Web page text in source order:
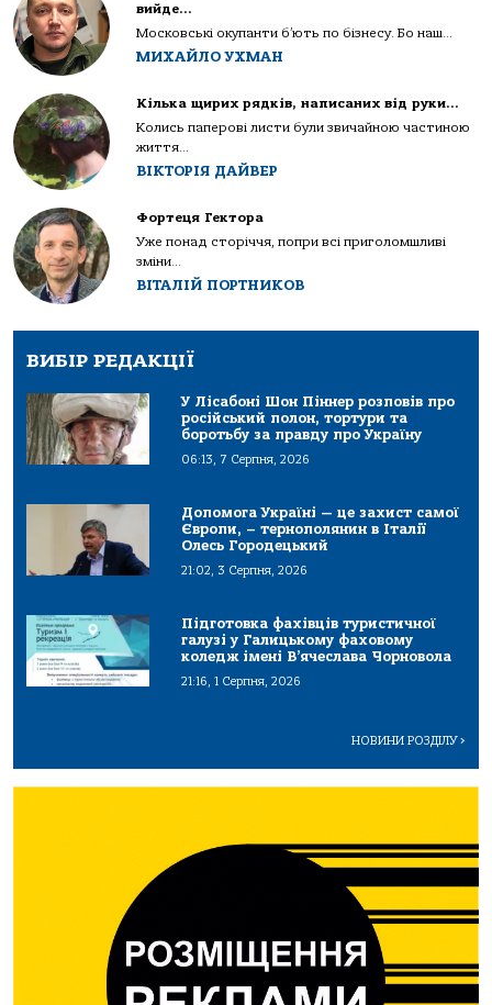
вийде…
Московські окупанти б’ють по бізнесу. Бо наш...
МИХАЙЛО УХМАН
Кілька щирих рядків, написаних від руки…
Колись паперові листи були звичайною частиною
життя...
ВІКТОРІЯ ДАЙВЕР
Фортеця Гектора
Уже понад сторіччя, попри всі приголомшливі
зміни...
ВІТАЛІЙ ПОРТНИКОВ
ВИБІР РЕДАКЦІЇ
У Лісабоні Шон Піннер розповів про
російський полон, тортури та
боротьбу за правду про Україну
06:13, 7 Серпня, 2026
Допомога Україні — це захист самої
Європи, – тернополянин в Італії
Олесь Городецький
21:02, 3 Серпня, 2026
Підготовка фахівців туристичної
галузі у Галицькому фаховому
коледж імені В’ячеслава Чорновола
21:16, 1 Серпня, 2026
НОВИНИ РОЗДІЛУ>